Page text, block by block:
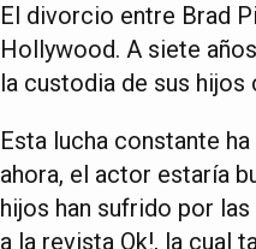
El divorcio entre Brad
Hollywood. A siete
la custodia de sus
Esta lucha constante
ahora, el actor estaría
hijos han sufrido por
a la revista Ok!, la cual